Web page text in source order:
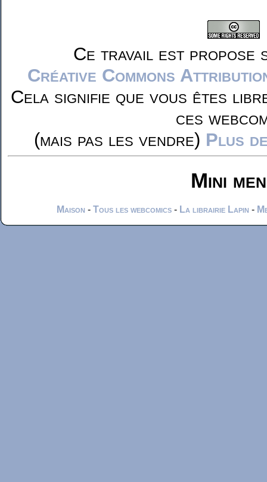
Ce travail est propose
Créative Commons
Cela signifie que vous êtes
ces
(mais pas les vendre) Plus
Mini
Maison - Tous les webcomics - La librairie Lapin -